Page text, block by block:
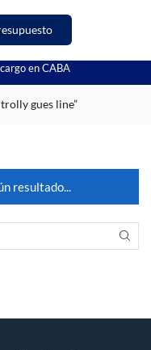
en CABA
gues line”
resultado...